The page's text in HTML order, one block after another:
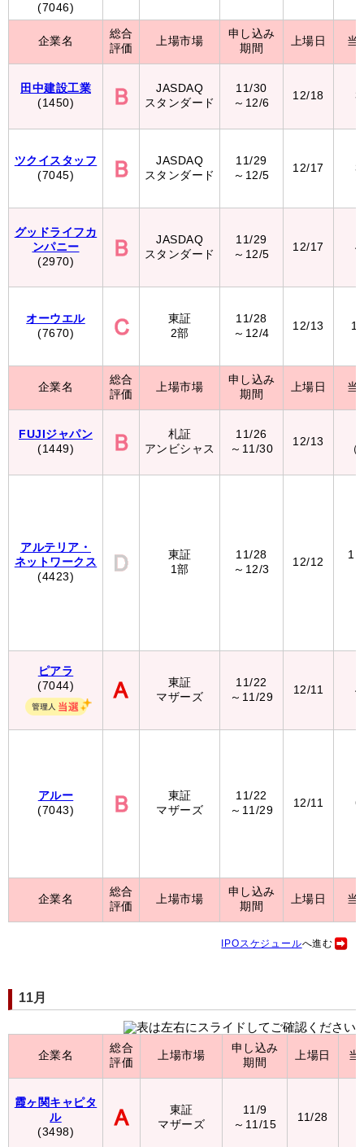
(7046)
企業名
田中建設工業
(1450)
ツクイスタッフ
(7045)
グッドライフカ
ンパニー
(2970)
オーウエル
(7670)
企業名
FUJIジャパン
(1449)
アルテリア・
ネットワークス
(4423)
ピアラ
(7044)
アルー
(7043)
企業名
総合
評価
上場市場
申し込み
期間
上場日 当
JASDAQ
スタンダード
11/30
～12/6
12/18
JASDAQ
スタンダード
11/29
～12/5
12/17
JASDAQ
スタンダード
11/29
～12/5
12/17
東証
2部
11/28
～12/4
12/13
総合
評価
上場市場
申し込み
期間
上場日 当
札証
アンビシャス
11/26
～11/30
12/13
（
東証
1部
11/28
～12/3
12/12
東証
マザーズ
11/22
～11/29
12/11
東証
マザーズ
11/22
～11/29
12/11
総合
評価
上場市場
申し込み
期間
上場日 当
IPOスケジュールへ進む
11月
企業名
霞ヶ関キャピタ
ル
(3498)
総合
評価
上場市場
申し込み
期間
上場日 当
東証
マザーズ
11/9
～11/15
11/28